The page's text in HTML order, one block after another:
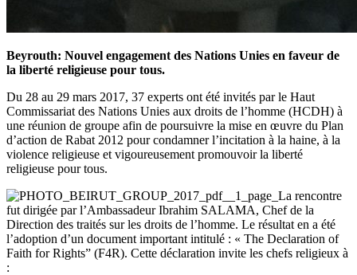
Beyrouth: Nouvel engagement des Nations Unies en faveur de
la liberté religieuse pour tous.
Du 28 au 29 mars 2017, 37 experts ont été invités par le Haut
Commissariat des Nations Unies aux droits de l’homme (HCDH) à
une réunion de groupe afin de poursuivre la mise en œuvre du Plan
d’action de Rabat 2012 pour condamner l’incitation à la haine, à la
violence religieuse et vigoureusement promouvoir la liberté
religieuse pour tous.
La rencontre
fut dirigée par l’Ambassadeur Ibrahim SALAMA, Chef de la
Direction des traités sur les droits de l’homme. Le résultat en a été
l’adoption d’un document important intitulé : « The Declaration of
Faith for Rights” (F4R). Cette déclaration invite les chefs religieux à
: